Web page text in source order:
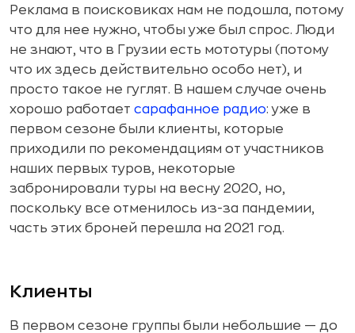
Реклама в поисковиках нам не подошла, потому
что для нее нужно, чтобы уже был спрос. Люди
не знают, что в Грузии есть мототуры (потому
что их здесь действительно особо нет), и
просто такое не гуглят. В нашем случае очень
хорошо работает сарафанное радио: уже в
первом сезоне были клиенты, которые
приходили по рекомендациям от участников
наших первых туров, некоторые
забронировали туры на весну 2020, но,
поскольку все отменилось из-за пандемии,
часть этих броней перешла на 2021 год.
Клиенты
В первом сезоне группы были небольшие — до